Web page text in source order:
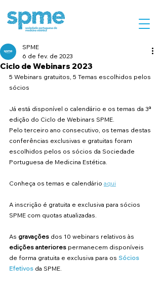
Ciclo de Webinars 2023
SPME
6 de fev. de 2023
5 Webinars gratuitos, 5 Temas escolhidos pelos
sócios
Já está disponível o calendário e os temas da 3ª
edição do Ciclo de Webinars SPME.
Pelo terceiro ano consecutivo, os temas destas
conferências exclusivas e gratuitas foram
escolhidos pelos os sócios da Sociedade
Portuguesa de Medicina Estética.
Conheça os temas e calendário aqui
A inscrição é gratuita e exclusiva para sócios
SPME com quotas atualizadas.
As gravações dos 10 webinars relativos às
edições anteriores permanecem disponíveis
de forma gratuita e exclusiva para os Sócios
Efetivos da SPME.